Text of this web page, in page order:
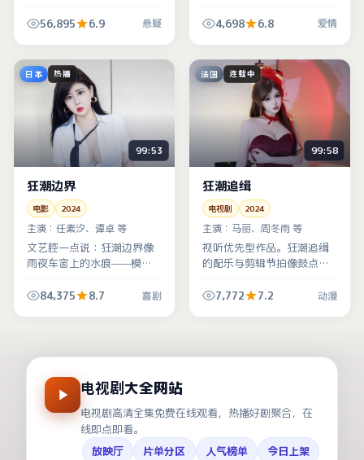
美国生活质感拉满，像发生
56,895 6.9 悬疑
下会暴露什么？中国大陆演
4,698 6.8 爱情
日本 热播
99:53
狂潮边界
电影 2024
主演： 任素汐、谭卓 等
文艺腔一点说：狂潮边界像
雨夜车窗上的水痕——模
向。喜剧元素服务情绪，而
84,375 8.7 喜剧
法国 连载中
99:58
狂潮追缉
电视剧 2024
主演： 马丽、周冬雨 等
视听优先型作品。狂潮追缉
的配乐与剪辑节拍像鼓点，
砌；法国制作水准在线。
7,772 7.2 动漫
电视剧大全网站
电视剧高清全集免费在线观看，热播好剧聚合，在
线即点即看。
放映厅
片单分区 人气榜单
今日上架